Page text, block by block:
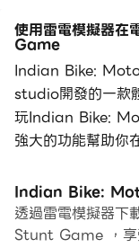
使用雷電模擬器
Game
Indian Bike:
studio開發的一款
玩Indian Bike:
強大的功能幫助
當你在電腦上玩
候，如果你想使用
Indian Bike:
透過雷電模擬器
Stunt Game ，享